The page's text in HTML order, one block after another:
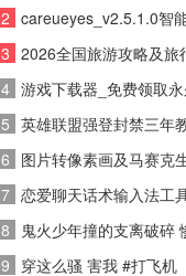
2 careueyes_v2.5.1.0智
3 2026全国旅游攻略及旅
4 游戏下载器_免费领取永久 VIP
5 英雄联盟强登封禁三年教
6 图片转像素画及马赛克
7 恋爱聊天话术输入法工
8
鬼火少年撞的支离破碎
9 穿这么骚 害我 #打飞机